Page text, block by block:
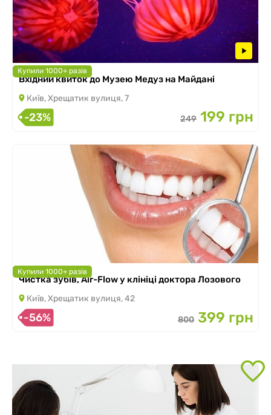
Купили 1000+ разів
Вхідний квиток до Музею Медуз на Майдані
Київ, Хрещатик вулиця, 7
-23% 249 199 грн
Купили 1000+ разів
Чистка зубів, Air-Flow у клініці доктора Лозового
Київ, Хрещатик вулиця, 42
-56% 800 399 грн